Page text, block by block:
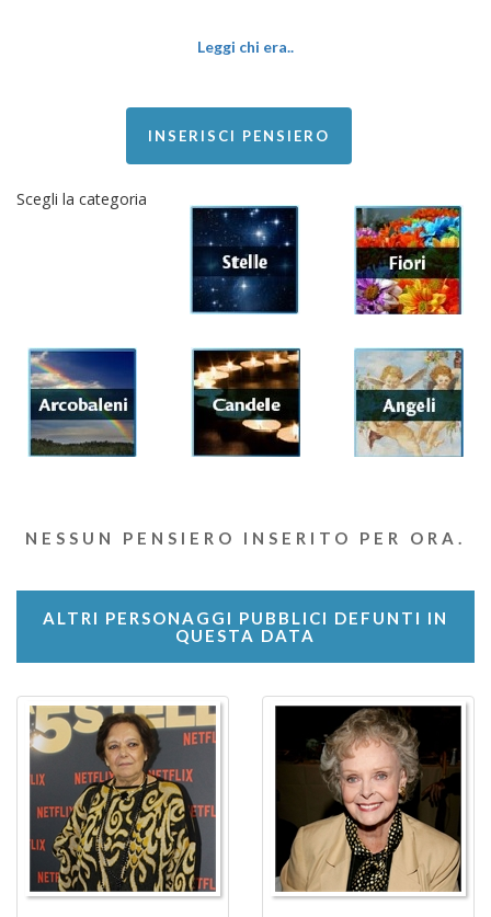
Leggi chi era..
INSERISCI PENSIERO
Scegli la categoria
NESSUN PENSIERO INSERITO PER ORA.
ALTRI PERSONAGGI PUBBLICI DEFUNTI IN
QUESTA DATA